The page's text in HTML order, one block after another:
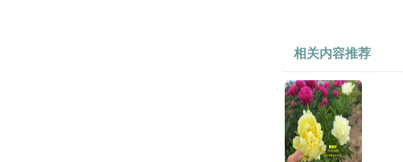
相关内容推荐